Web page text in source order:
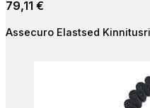
79,11 €
Assecuro Elastsed